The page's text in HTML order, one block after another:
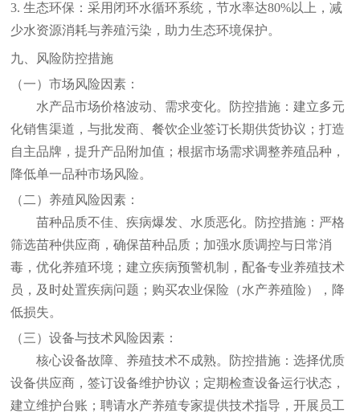
3. 生态环保：采用闭环水循环系统，节水率达80%以上，减
少水资源消耗与养殖污染，助力生态环境保护。
九、风险防控措施
（一）市场风险因素：
水产品市场价格波动、需求变化。防控措施：建立多元
化销售渠道，与批发商、餐饮企业签订长期供货协议；打造
自主品牌，提升产品附加值；根据市场需求调整养殖品种，
降低单一品种市场风险。
（二）养殖风险因素：
苗种品质不佳、疾病爆发、水质恶化。防控措施：严格
筛选苗种供应商，确保苗种品质；加强水质调控与日常消
毒，优化养殖环境；建立疾病预警机制，配备专业养殖技术
员，及时处置疾病问题；购买农业保险（水产养殖险），降
低损失。
（三）设备与技术风险因素：
核心设备故障、养殖技术不成熟。防控措施：选择优质
设备供应商，签订设备维护协议；定期检查设备运行状态，
建立维护台账；聘请水产养殖专家提供技术指导，开展员工